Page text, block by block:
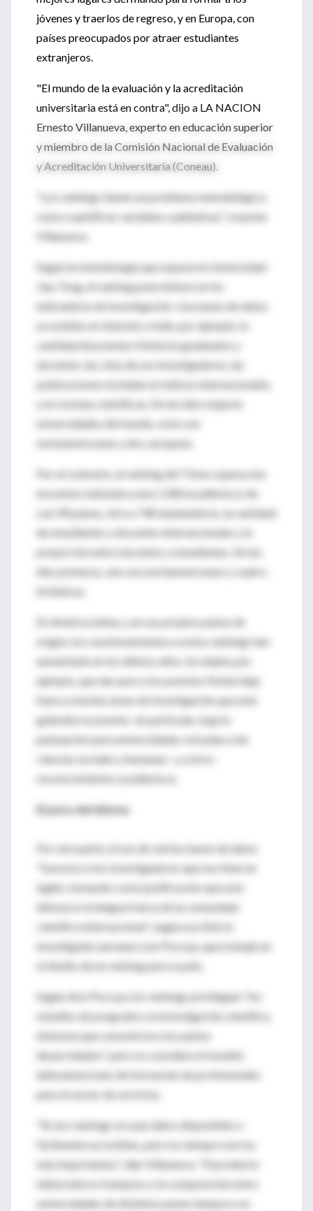
jóvenes y traerlos de regreso, y en Europa, con
países preocupados por atraer estudiantes
extranjeros.
"El mundo de la evaluación y la acreditación
universitaria está en contra", dijo a LA NACION
Ernesto Villanueva, experto en educación superior
y miembro de la Comisión Nacional de Evaluación
y Acreditación Universitaria (Coneau).
"Los rankings tienen un problema metodológico:
cómo cuantificar variables cualitativas", resumió
Villanueva.
Según la metodología que expone la Universidad
Jiao Tong, el ranking pone énfasis en los
indicadores de investigación. Usa bases de datos
accesibles en Internet y mide, por ejemplo, la
cantidad de premios Nobel en graduados y
docentes, las citas de sus investigadores, las
publicaciones incluidas en índices internacionales
y en revistas científicas. De las diez mejores
universidades del mundo, ocho son
norteamericanas y dos, europeas.
Por el contrario, el ranking del Times sopesa una
encuesta realizada a unos 1300 académicos de
casi 90 países, otra a 738 empleadores, la cantidad
de estudiantes y docentes internacionales y la
proporción entre docentes y estudiantes. De las
diez primeras, seis son norteamericanas y cuatro,
británicas.
En América latina, y en sus propios países de
origen, los cuestionamientos a estos rankings han
aumentado en los últimos años. Se objeta, por
ejemplo, que dar peso a los premios Nobel deja
fuera a muchas áreas de investigación que este
galardón no premia -en particular, baja la
puntuación para universidades volcadas a las
ciencias sociales y humanas- y a otros
reconocimientos académicos.
El peso del idioma
Por otra parte, el uso de ciertas bases de datos
"favorece a los investigadores que escriben en
inglés, tomando como justificación que este
idioma es la lengua franca de la comunidad
científica internacional", según escribió el
investigador peruano Luis Piscoya, que trabajó en
el diseño de un ranking para su país.
Según dice Piscoya, los rankings privilegian "los
estudios de posgrado y la investigación científica
intensiva que caracteriza a los países
desarrollados", pero no considera el modelo
latinoamericano de formación de profesionales
para el sector de servicios.
"En los rankings se usan datos disponibles o
fácilmente accesibles, pero no siempre son los
más importantes", dijo Villanueva. "El producto
elaborado es tramposo y la comparación entre
universidades de distintos países tampoco es